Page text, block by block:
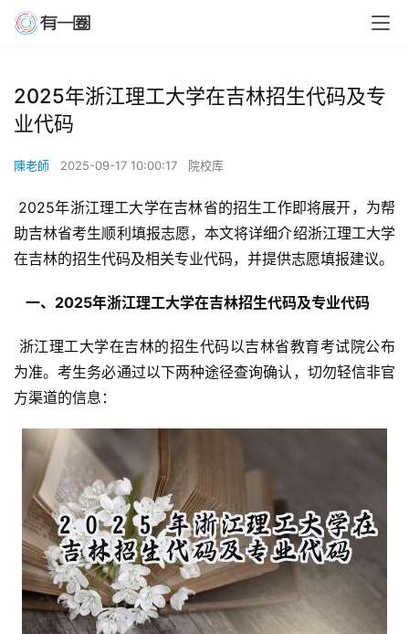
2025年浙江理工大学在吉林招生代码及专
业代码
陳老師 2025-09-17 10:00:17 院校库
助吉林省考生顺利填报志愿，本文将详细介绍浙江理工大学
在吉林的招生代码及相关专业代码，并提供志愿填报建议。
  一、2025年浙江理工大学在吉林招生代码及专业代码
为准。考生务必通过以下两种途径查询确认，切勿轻信非官
方渠道的信息：